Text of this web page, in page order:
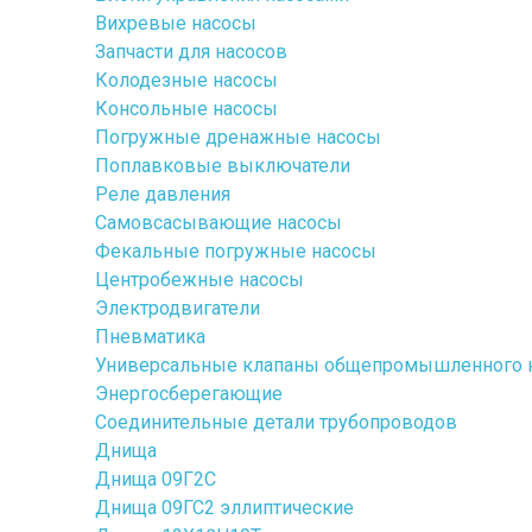
Вихревые насосы
Запчасти для насосов
Колодезные насосы
Консольные насосы
Погружные дренажные насосы
Поплавковые выключатели
Реле давления
Самовсасывающие насосы
Фекальные погружные насосы
Центробежные насосы
Электродвигатели
Пневматика
Универсальные клапаны общепромышленного
Энергосберегающие
Соединительные детали трубопроводов
Днища
Днища 09Г2С
Днища 09ГС2 эллиптические